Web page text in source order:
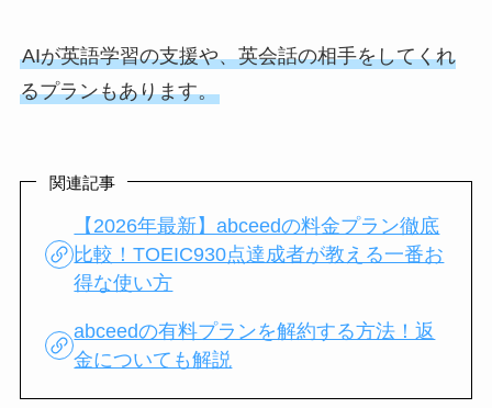
AIが英語学習の支援や、英会話の相手をしてくれ
るプランもあります。
関連記事
【2026年最新】abceedの料金プラン徹底
比較！TOEIC930点達成者が教える一番お
得な使い方
abceedの有料プランを解約する方法！返
金についても解説